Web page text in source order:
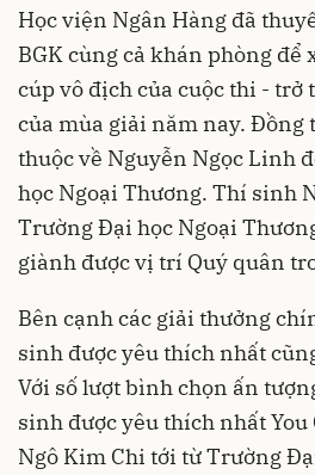
Học viện Ngân Hàng đã
BGK cùng cả khán phòng để
cúp vô địch của cuộc thi - trở
của mùa giải năm nay. Đồng
thuộc về Nguyễn Ngọc Linh
học Ngoại Thương. Thí sinh
Trường Đại học Ngoại
giành được vị trí Quý quân
Bên cạnh các giải thưởng
sinh được yêu thích nhất
Với số lượt bình chọn ấn
sinh được yêu thích nhất You
Ngô Kim Chi tới từ Trường